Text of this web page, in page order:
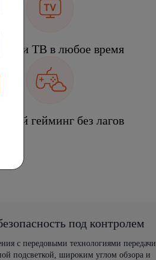
и ТВ в любое время
гейминг без лагов
под контролем
с передовыми технологиями передачи
подсветкой, широким углом обзора и